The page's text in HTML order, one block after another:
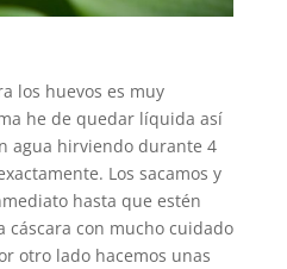
los huevos es muy
he de quedar líquida así
agua hirviendo durante 4
Los sacamos y
hasta que estén
cáscara con mucho cuidado
otro lado hacemos unas